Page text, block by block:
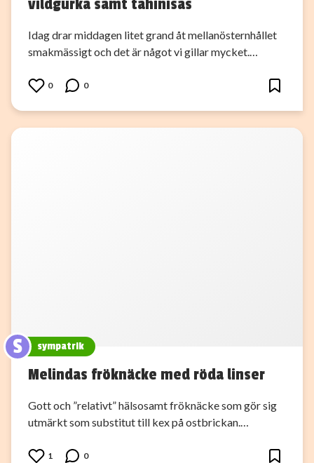
vildgurka samt tahinisås
Idag drar middagen litet grand åt mellanösternhållet
smakmässigt och det är något vi gillar mycket.…
0 0
S sympatrik
Melindas fröknäcke med röda linser
Gott och ”relativt” hälsosamt fröknäcke som gör sig
utmärkt som substitut till kex på ostbrickan.…
1 0